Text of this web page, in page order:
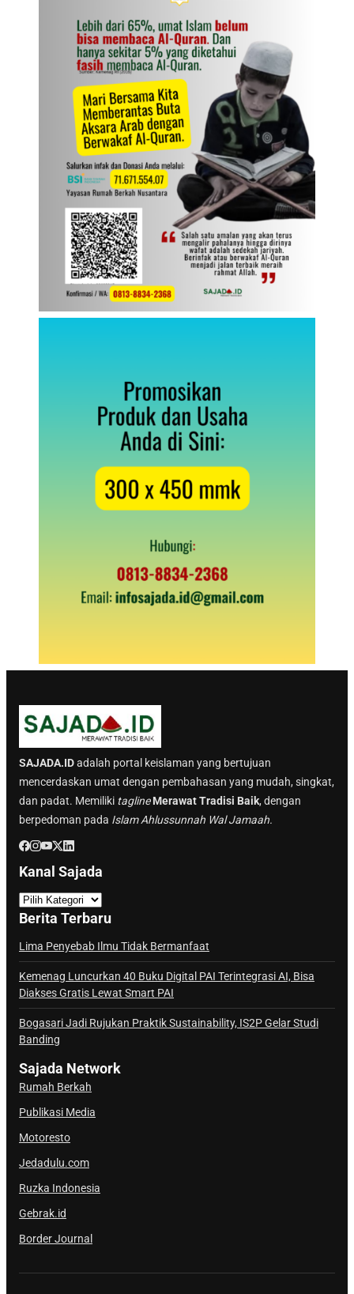
SAJADA.IDadalah portal keislaman yang bertujuan
mencerdaskan umat dengan pembahasan yang mudah, singkat,
dan padat. Memiliki tagline Merawat Tradisi Baik, dengan
berpedoman pada Islam Ahlussunnah Wal Jamaah.
Kanal Sajada
a
n
a
l
S
j
a
Berita Terbaru
Lima Penyebab Ilmu Tidak Bermanfaat
Kemenag Luncurkan 40 Buku Digital PAI Terintegrasi AI, Bisa
Diakses Gratis Lewat Smart PAI
Bogasari Jadi Rujukan Praktik Sustainability, IS2P Gelar Studi
Banding
Sajada Network
Rumah Berkah
Publikasi Media
Motoresto
Jedadulu.com
Ruzka Indonesia
Gebrak.id
Border Journal